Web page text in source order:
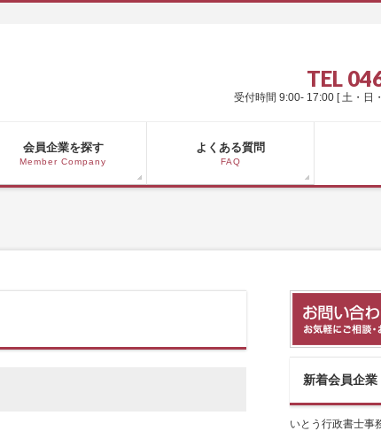
TEL
受付時間 9:00- 17:00 [ 土・日
会員企業を探す
Member Company
よくある質問
FAQ
新着会員企業
いとう行政書士事